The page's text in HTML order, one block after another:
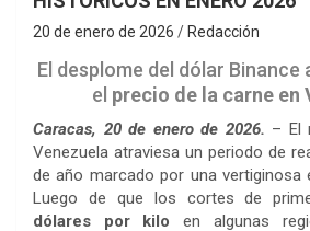
20 de enero de 2026 Redacción
El desplome del dólar Binance
el precio de la carne en
Caracas, 20 de enero de 2026. – El
Venezuela atraviesa un periodo de
de año marcado por una vertiginosa
Luego de que los cortes de
dólares por kilo en algunas